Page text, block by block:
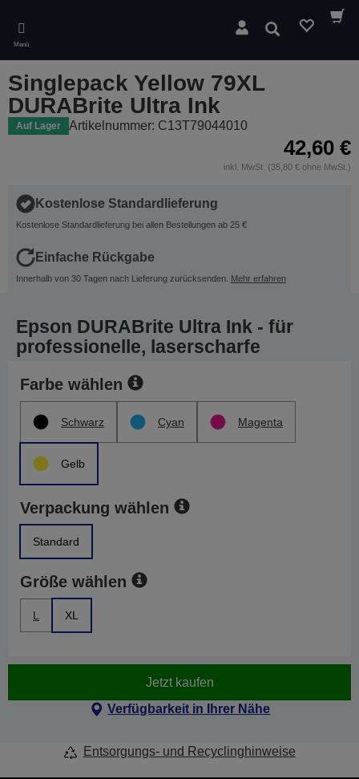
main
content
Menü
Suchen
Singlepack Yellow 79XL
DURABrite Ultra Ink
Auf Lager Artikelnummer: C13T79044010
42,60 €
inkl. MwSt. (35,80 € ohne MwSt.)
Kostenlose Standardlieferung
Kostenlose Standardlieferung bei allen Bestellungen ab 25 €
Einfache Rückgabe
Innerhalb von 30 Tagen nach Lieferung zurücksenden. Mehr erfahren
Epson DURABrite Ultra Ink - für
professionelle, laserscharfe
Farbe wählen
Schwarz Cyan Magenta
Gelb
Verpackung wählen
Standard
Größe wählen
L XL
Jetzt kaufen
Verfügbarkeit in Ihrer Nähe
Entsorgungs- und Recyclinghinweise